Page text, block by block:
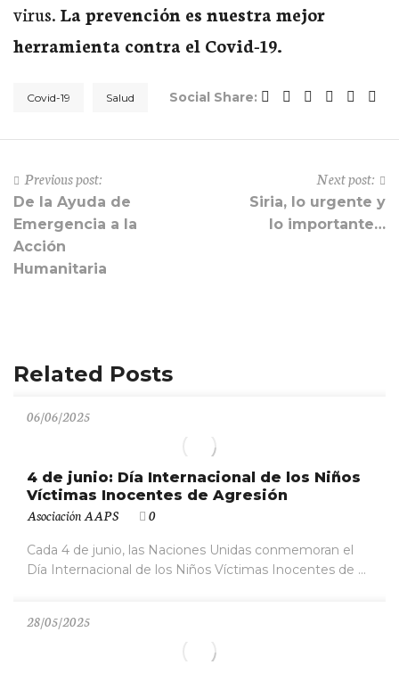
virus. La prevención es nuestra mejor
herramienta contra el Covid-19.
Covid-19 Salud Social Share:
Previous post:
De la Ayuda de
Emergencia a la
Acción
Humanitaria
Next post:
Siria, lo urgente y
lo importante…
Related Posts
06/06/2025
4 de junio: Día Internacional de los Niños
Víctimas Inocentes de Agresión
Asociación AAPS 0
Cada 4 de junio, las Naciones Unidas conmemoran el
Día Internacional de los Niños Víctimas Inocentes de ...
28/05/2025